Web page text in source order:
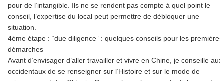
pour de l’intangible. Ils ne se rendent pas compte à quel point le
conseil, l’expertise du local peut permettre de débloquer une
situation.
4ème étape : “due diligence” : quelques conseils pour les premières
démarches
Avant d’envisager d’aller travailler et vivre en Chine, je conseille aux
occidentaux de se renseigner sur l’Histoire et sur le mode de